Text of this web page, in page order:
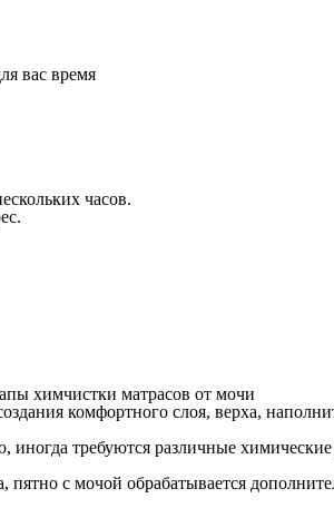
вас время
часов.
химчистки матрасов от мочи
комфортного слоя, верха,
требуются различные
пятно с мочой обрабатывается